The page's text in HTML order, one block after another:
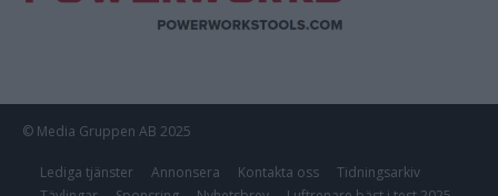
© Media Gruppen AB 2025
Lediga tjänster Annonsera Kontakta oss
Tidningsarkiv